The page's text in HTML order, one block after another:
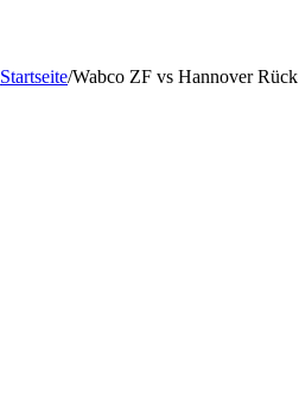
Startseite/Wabco ZF vs Hannover Rück